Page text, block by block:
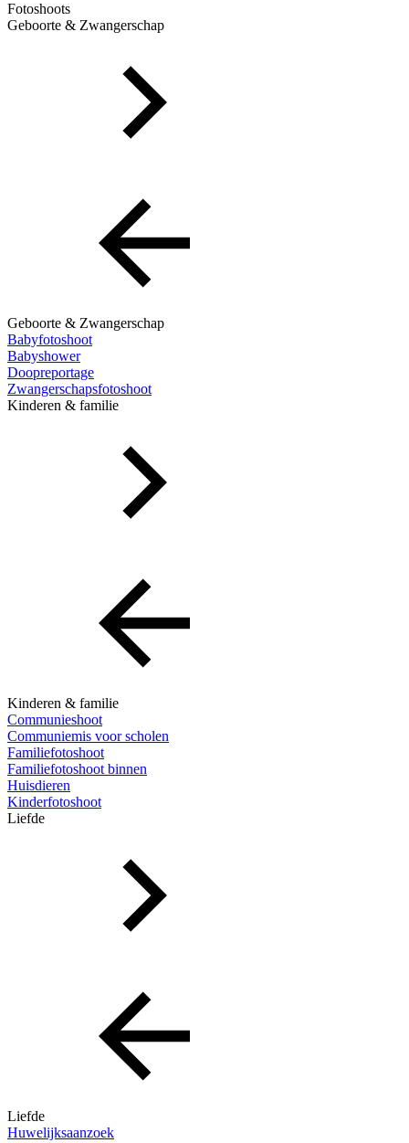
Fotoshoots
Geboorte & Zwangerschap
Geboorte & Zwangerschap
Babyfotoshoot
Babyshower
Doopreportage
Zwangerschapsfotoshoot
Kinderen & familie
Kinderen & familie
Communieshoot
Communiemis voor scholen
Familiefotoshoot
Familiefotoshoot binnen
Huisdieren
Kinderfotoshoot
Liefde
Liefde
Huwelijksaanzoek